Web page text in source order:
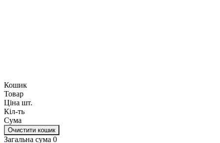
Кошик
Товар
Ціна шт.
Кіл-ть
Сума
Очистити кошик
Загальна сума 0